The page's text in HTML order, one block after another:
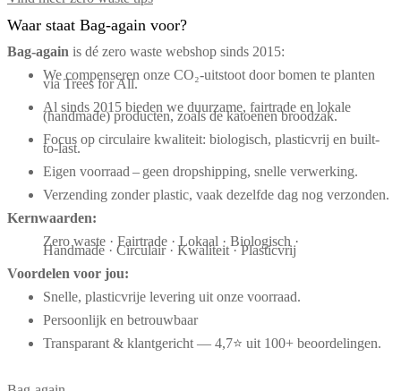
Waar staat Bag-again voor?
Bag‑again is dé zero waste webshop sinds 2015:
We compenseren onze CO₂-uitstoot door bomen te planten
via Trees for All.
Al sinds 2015 bieden we duurzame, fairtrade en lokale
(handmade) producten, zoals de katoenen broodzak.
Focus op circulaire kwaliteit: biologisch, plasticvrij en built-
to-last.
Eigen voorraad – geen dropshipping, snelle verwerking.
Verzending zonder plastic, vaak dezelfde dag nog verzonden.
Kernwaarden:
Zero waste · Fairtrade · Lokaal · Biologisch ·
Handmade · Circulair · Kwaliteit · Plasticvrij
Voordelen voor jou:
Snelle, plasticvrije levering uit onze voorraad.
Persoonlijk en betrouwbaar
Transparant & klantgericht — 4,7⭐ uit 100+ beoordelingen.